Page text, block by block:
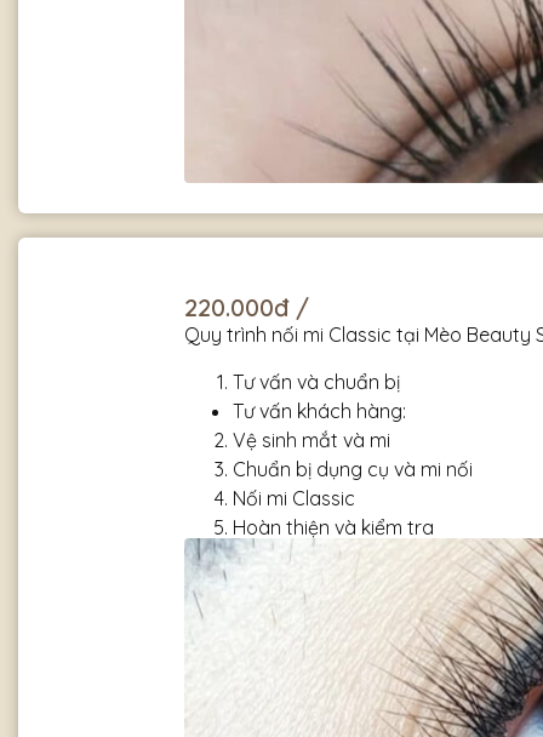
220.000đ /
Quy trình nối mi Classic tại Mèo Beauty
Tư vấn và chuẩn bị
Tư vấn khách hàng:
Vệ sinh mắt và mi
Chuẩn bị dụng cụ và mi nối
Nối mi Classic
Hoàn thiện và kiểm tra
Hướng dẫn chăm sóc sau nối mi